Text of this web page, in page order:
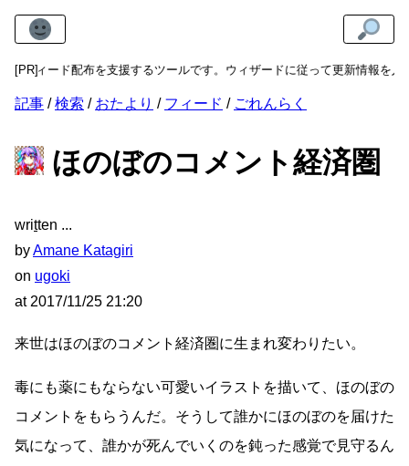
[PR]
のフィード配布を支援するツールです。ウィザードに従って更新情報を
記事 検索 おたより フィード ごれんらく
ほのぼのコメント経済圏
written
byAmane Katagiri
on ugoki
at 2017/11/25 21:20
来世はほのぼのコメント経済圏に生まれ変わりたい。
毒にも薬にもならない可愛いイラストを描いて、ほのぼの
コメントをもらうんだ。そうして誰かにほのぼのを届けた
気になって、誰かが死んでいくのを鈍った感覚で見守るん